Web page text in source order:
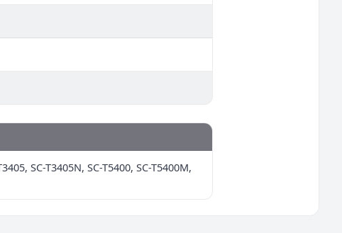
SC-T3405N, SC-T5400, SC-T5400M,